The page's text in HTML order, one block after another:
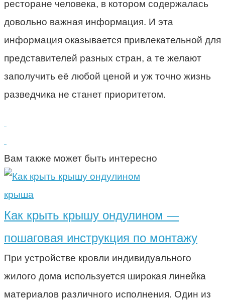
ресторане человека, в котором содержалась
довольно важная информация. И эта
информация оказывается привлекательной для
представителей разных стран, а те желают
заполучить её любой ценой и уж точно жизнь
разведчика не станет приоритетом.
Вам также может быть интересно
крыша
Как крыть крышу ондулином —
пошаговая инструкция по монтажу
При устройстве кровли индивидуального
жилого дома используется широкая линейка
материалов различного исполнения. Один из